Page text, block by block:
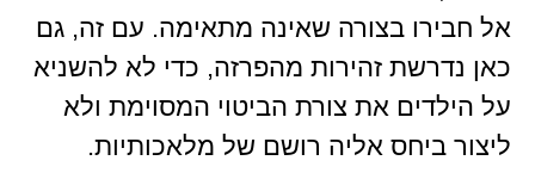
אל חבירו בצורה שאינה מתאימה. עם זה, גם
כאן נדרשת זהירות מהפרזה, כדי לא להשניא
על הילדים את צורת הביטוי המסוימת ולא
ליצור ביחס אליה רושם של מלאכותיות.